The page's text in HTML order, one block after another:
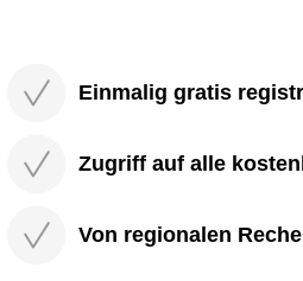
Einmalig gratis
Zugriff auf alle
Von regionalen